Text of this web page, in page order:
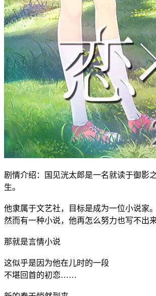
剧情介绍：国见洸太郎是一名就读于御影
生。
他隶属于文艺社，目标是成为一位小说家。
然而有一种小说，他再怎么努力也写不出来
那就是言情小说
这似乎是因为他在儿时的一段
不堪回首的初恋……